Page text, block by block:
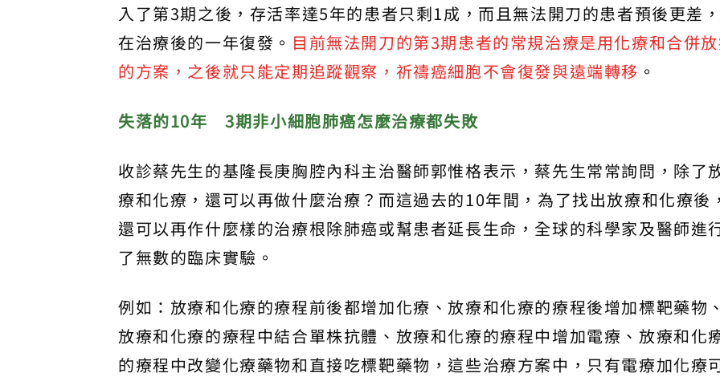
入了第3期之後，存活率達5年的患者只剩1成，而且無法開刀的患者預後更差
在治療後的一年復發。 目前無法開刀的第3期患者的常規治療是用化療和合併
的方案，之後就只能定期追蹤觀察，祈禱癌細胞不會復發與遠端轉移 。
失落的10年 3期非小細胞肺癌怎麼治療都失敗
收診蔡先生的基隆長庚胸腔內科主治醫師郭惟格表示，蔡先生常常詢問，除了
療和化療，還可以再做什麼治療？而這過去的10年間，為了找出放療和化療後，
還可以再作什麼樣的治療根除肺癌或幫患者延長生命，全球的科學家及醫師進
了無數的臨床實驗。
例如：放療和化療的療程前後都增加化療、放療和化療的療程後增加標靶藥物、
放療和化療的療程中結合單株抗體、放療和化療的療程中增加電療、放療和化
的療程中改變化療藥物和直接吃標靶藥物，這些治療方案中，只有電療加化療